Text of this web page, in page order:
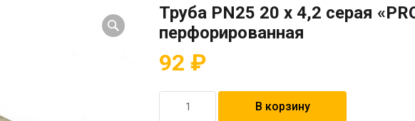
Труба PN25 20 x 4,2 серая
перфорированная
92 ₽
товара
В корзину